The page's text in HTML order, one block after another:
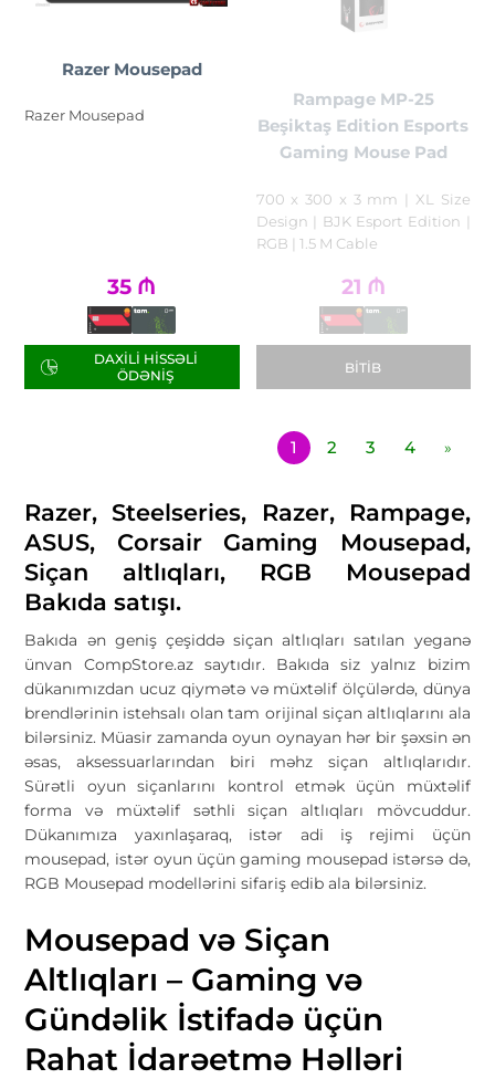
Razer Mousepad
Razer Mousepad
35 ₼
DAXILI HISSƏLI
ÖDƏNIŞ
Rampage MP-25
Beşiktaş Edition Esports
Gaming Mouse Pad
700 x 300 x 3 mm | XL Size
Design | BJK Esport Edition |
RGB | 1.5 M Cable
21 ₼
BITIB
1 2 3 4 »
Razer, Steelseries, Razer, Rampage,
ASUS, Corsair Gaming Mousepad,
Siçan altlıqları, RGB Mousepad
Bakıda satışı.
Bakıda ən geniş çeşiddə siçan altlıqları satılan yeganə
ünvan CompStore.az saytıdır. Bakıda siz yalnız bizim
dükanımızdan ucuz qiymətə və müxtəlif ölçülərdə, dünya
brendlərinin istehsalı olan tam orijinal siçan altlıqlarını ala
bilərsiniz. Müasir zamanda oyun oynayan hər bir şəxsin ən
əsas, aksessuarlarından biri məhz siçan altlıqlarıdır.
Sürətli oyun siçanlarını kontrol etmək üçün müxtəlif
forma və müxtəlif səthli siçan altlıqları mövcuddur.
Dükanımıza yaxınlaşaraq, istər adi iş rejimi üçün
mousepad, istər oyun üçün gaming mousepad istərsə də,
RGB Mousepad modellərini sifariş edib ala bilərsiniz.
Mousepad və Siçan
Altlıqları – Gaming və
Gündəlik İstifadə üçün
Rahat İdarəetmə Həlləri